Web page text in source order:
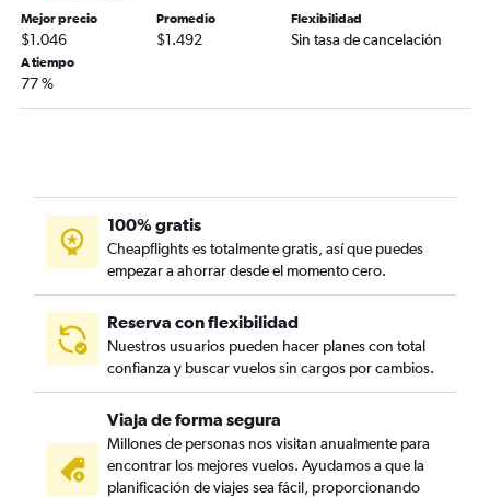
Mejor precio
$1.046
Promedio
$1.492
Flexibilidad
Sin tasa de cancelación
A tiempo
77 %
100% gratis
Cheapflights es totalmente gratis, así que puedes
empezar a ahorrar desde el momento cero.
Reserva con flexibilidad
Nuestros usuarios pueden hacer planes con total
confianza y buscar vuelos sin cargos por cambios.
Viaja de forma segura
Millones de personas nos visitan anualmente para
encontrar los mejores vuelos. Ayudamos a que la
planificación de viajes sea fácil, proporcionando